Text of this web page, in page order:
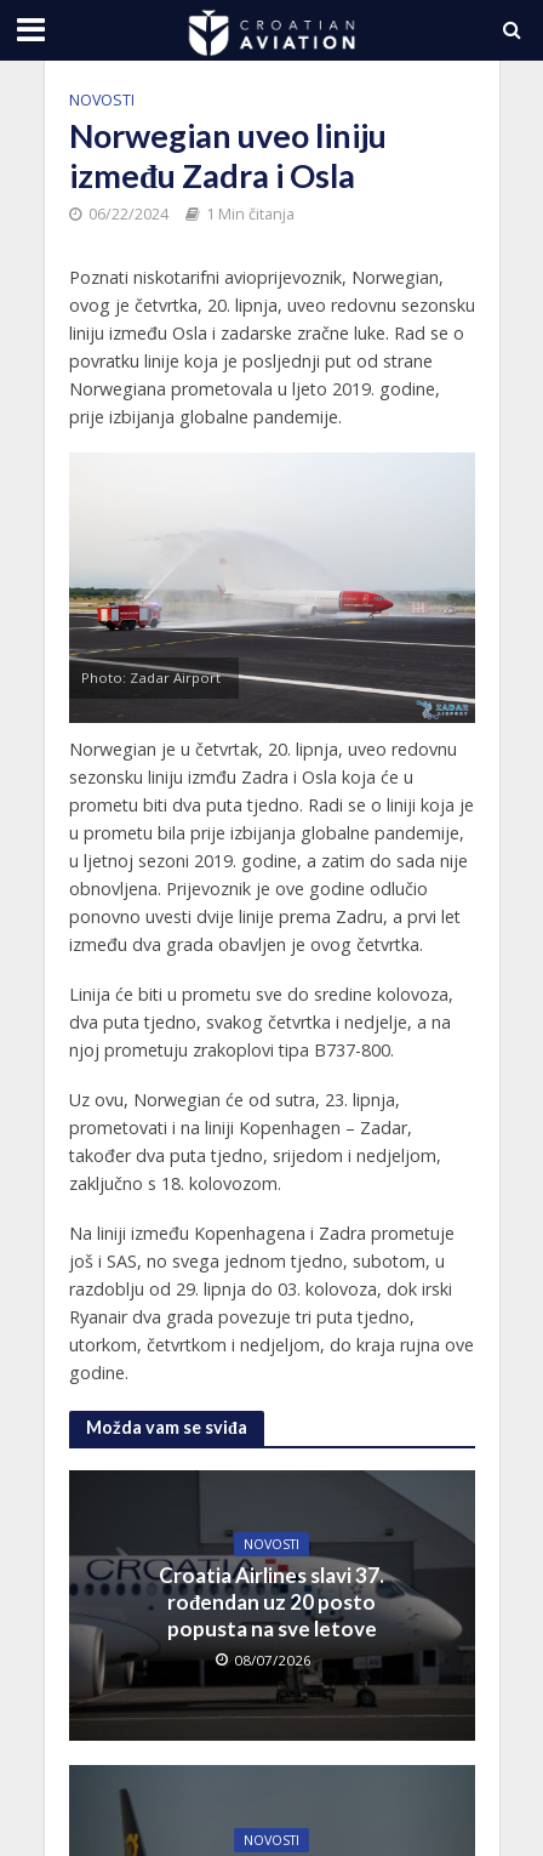
NOVOSTI
Norwegian uveo liniju
između Zadra i Osla
06/22/2024 1 Min čitanja
Poznati niskotarifni avioprijevoznik, Norwegian,
ovog je četvrtka, 20. lipnja, uveo redovnu sezonsku
liniju između Osla i zadarske zračne luke. Rad se o
povratku linije koja je posljednji put od strane
Norwegiana prometovala u ljeto 2019. godine,
prije izbijanja globalne pandemije.
Photo: Zadar Airport
Norwegian je u četvrtak, 20. lipnja, uveo redovnu
sezonsku liniju izmđu Zadra i Osla koja će u
prometu biti dva puta tjedno. Radi se o liniji koja je
u prometu bila prije izbijanja globalne pandemije,
u ljetnoj sezoni 2019. godine, a zatim do sada nije
obnovljena. Prijevoznik je ove godine odlučio
ponovno uvesti dvije linije prema Zadru, a prvi let
između dva grada obavljen je ovog četvrtka.
Linija će biti u prometu sve do sredine kolovoza,
dva puta tjedno, svakog četvrtka i nedjelje, a na
njoj prometuju zrakoplovi tipa B737-800.
Uz ovu, Norwegian će od sutra, 23. lipnja,
prometovati i na liniji Kopenhagen – Zadar,
također dva puta tjedno, srijedom i nedjeljom,
zaključno s 18. kolovozom.
Na liniji između Kopenhagena i Zadra prometuje
još i SAS, no svega jednom tjedno, subotom, u
razdoblju od 29. lipnja do 03. kolovoza, dok irski
Ryanair dva grada povezuje tri puta tjedno,
utorkom, četvrtkom i nedjeljom, do kraja rujna ove
godine.
Možda vam se sviđa
NOVOSTI
Croatia Airlines slavi 37.
rođendan uz 20 posto
popusta na sve letove
08/07/2026
NOVOSTI